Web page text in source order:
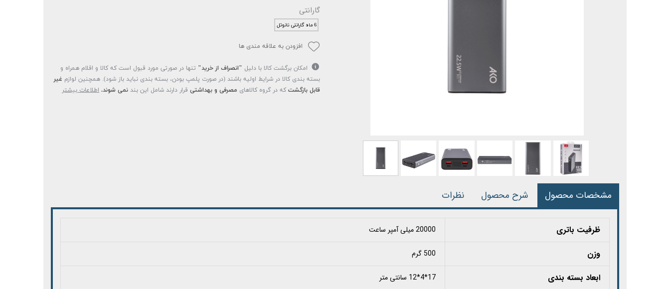
گارانتی
6 ماه گارانتی نانوتل
افزودن به علاقه مندی ها
امکان برگشت کالا با دلیل "انصراف از خرید" تنها در صورتی مورد قبول است که کالا و اقلام همراه و
بسته بندی کالا در شرایط اولیه باشند (در صورت پلمپ بودن، بسته بندی نباید باز شود). همچنین لوازم غیر
قابل بازگشت که در گروه کالاهای مصرفی و بهداشتی قرار دارند شامل این بند نمی شوند. اطلاعات بیشتر
مشخصات محصول شرح محصول نظرات
ظرفیت باتری 20000 میلی آمپر ساعت
وزن 500 گرم
ابعاد بسته بندی 17*4*12 سانتی متر